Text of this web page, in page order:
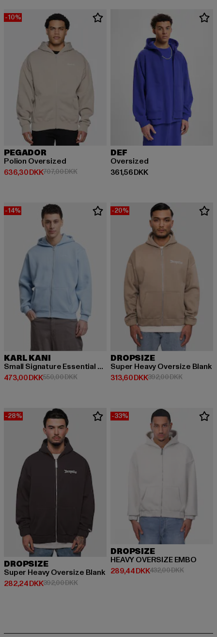
-10%
PEGADOR
Polion Oversized
636,30 DKK
Nuværende pris: 636,30 DKK
707,00 DKKKampagnepris: 707,00 DKK
DEF
Oversized
361,56 DKK
Nuværende pris: 361,56 DKK
-14%
KARL KANI
Small Signature Essential Os
473,00 DKK
Nuværende pris: 473,00 DKK
550,00 DKKKampagnepris: 550,00 DKK
-20%
DROPSIZE
Super Heavy Oversize Blank
313,60 DKK
Nuværende pris: 313,60 DKK
392,00 DKK
-28%
DROPSIZE
Super Heavy Oversize Blank
282,24 DKK
Nuværende pris: 282,24 DKK
392,00 DKKKampagnepris: 392,00 DKK
-33%
DROPSIZE
HEAVY OVERSIZE EMBO
289,44 DKK
Nuværende pris: 289,44 DKK
432,00 DKK